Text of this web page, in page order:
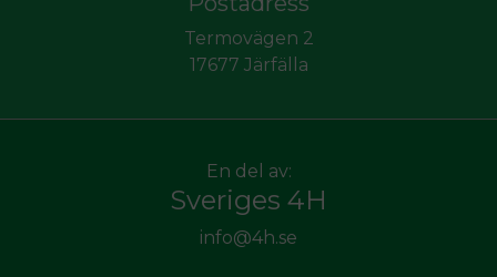
Termovägen 2
17677 Järfälla
En del av:
Sveriges 4H
info@4h.se